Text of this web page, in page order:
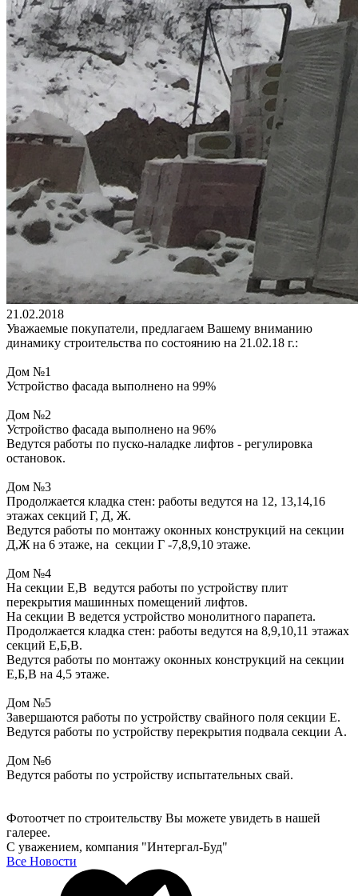
21.02.2018
Уважаемые покупатели, предлагаем Вашему вниманию
динамику строительства по состоянию на 21.02.18 г.:
Дом №1
Устройство фасада выполнено на 99%
Дом №2
Устройство фасада выполнено на 96%
Ведутся работы по пуско-наладке лифтов - регулировка
остановок.
Дом №3
Продолжается кладка стен: работы ведутся на 12, 13,14,16
этажах секций Г, Д, Ж.
Ведутся работы по монтажу оконных конструкций на секции
Д,Ж на 6 этаже, на секции Г -7,8,9,10 этаже.
Дом №4
На секции Е,В ведутся работы по устройству плит
перекрытия машинных помещений лифтов.
На секции В ведется устройство монолитного парапета.
Продолжается кладка стен: работы ведутся на 8,9,10,11 этажах
секций Е,Б,В.
Ведутся работы по монтажу оконных конструкций на секции
Е,Б,В на 4,5 этаже.
Дом №5
Завершаются работы по устройству свайного поля секции Е.
Ведутся работы по устройству перекрытия подвала секции А.
Дом №6
Ведутся работы по устройству испытательных свай.
Фотоотчет по строительству Вы можете увидеть в нашей
галерее.
С уважением, компания "Интергал-Буд"
Все Новости